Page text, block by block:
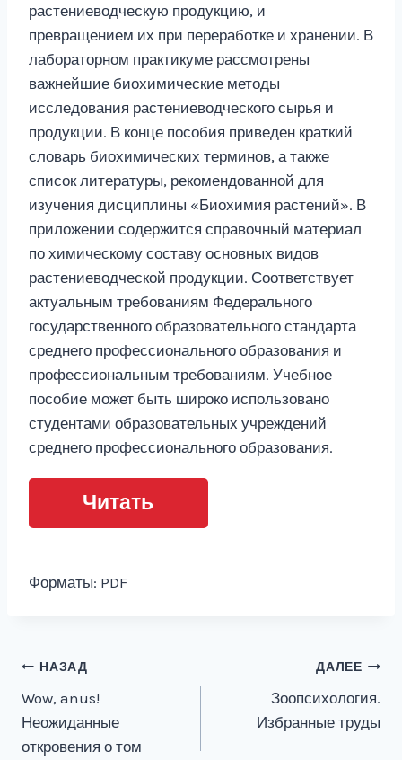
растениеводческую продукцию, и
превращением их при переработке и хранении. В
лабораторном практикуме рассмотрены
важнейшие биохимические методы
исследования растениеводческого сырья и
продукции. В конце пособия приведен краткий
словарь биохимических терминов, а также
список литературы, рекомендованной для
изучения дисциплины «Биохимия растений». В
приложении содержится справочный материал
по химическому составу основных видов
растениеводческой продукции. Соответствует
актуальным требованиям Федерального
государственного образовательного стандарта
среднего профессионального образования и
профессиональным требованиям. Учебное
пособие может быть широко использовано
студентами образовательных учреждений
среднего профессионального образования.
Читать
Форматы: PDF
Навигация
по
записям
НАЗАД
Wow, anus!
Неожиданные
откровения о том
ДАЛЕЕ
Зоопсихология.
Избранные труды